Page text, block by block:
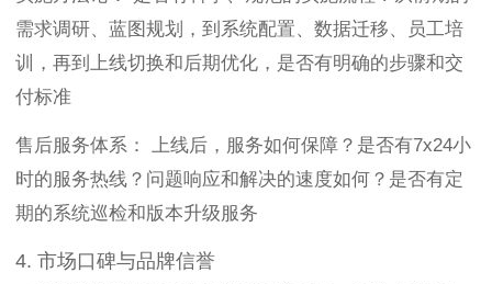
需求调研、蓝图规划，到系统配置、数据迁移、员工培
训，再到上线切换和后期优化，是否有明确的步骤和交
付标准
售后服务体系： 上线后，服务如何保障？是否有7x24小
时的服务热线？问题响应和解决的速度如何？是否有定
期的系统巡检和版本升级服务
4. 市场口碑与品牌信誉